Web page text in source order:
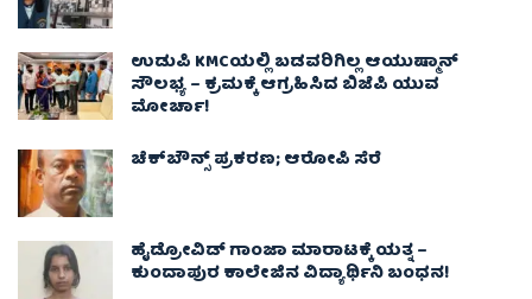
ಉಡುಪಿ KMCಯಲ್ಲಿ ಬಡವರಿಗಿಲ್ಲ ಆಯುಷ್ಮಾನ್
ಸೌಲಭ್ಯ – ಕ್ರಮಕ್ಕೆ ಆಗ್ರಹಿಸಿದ ಬಿಜೆಪಿ ಯುವ
ಮೋರ್ಚಾ!
ಚೆಕ್​ಬೌನ್ಸ್​ ಪ್ರಕರಣ; ಆರೋಪಿ ಸೆರೆ
ಹೈಡ್ರೋವಿಡ್ ಗಾಂಜಾ ಮಾರಾಟಕ್ಕೆ ಯತ್ನ –
ಕುಂದಾಪುರ ಕಾಲೇಜಿನ ವಿದ್ಯಾರ್ಥಿನಿ ಬಂಧನ!